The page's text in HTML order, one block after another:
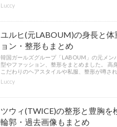
Luccy
ユルヒ(元LABOUM)の身長と体
ョン・整形もまとめ
韓国ガールズグループ「LABOUM」の元メン
型やファッション、整形をまとめました。 高
こだわりのヘアスタイルや私服、整形が噂さ
Luccy
ツウィ(TWICE)の整形と豊胸を
輪郭・過去画像もまとめ